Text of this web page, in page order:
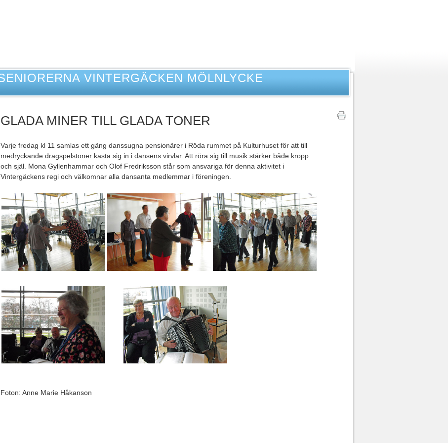
VINTERGÄCKEN MÖLNLYCKE
GLADA MINER TILL GLADA TONER
Varje fredag kl 11 samlas ett gäng danssugna pensionärer i Röda rummet på Kulturhuset för att till
medryckande dragspelstoner kasta sig in i dansens virvlar. Att röra sig till musik stärker både kropp
och själ. Mona Gyllenhammar och Olof Fredriksson står som ansvariga för denna aktivitet i
Vintergäckens regi och välkomnar alla dansanta medlemmar i föreningen.
Foton: Anne Marie Håkanson